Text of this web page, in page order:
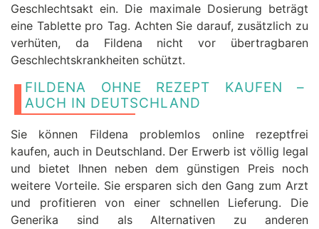
Geschlechtsakt ein. Die maximale Dosierung beträgt
eine Tablette pro Tag. Achten Sie darauf, zusätzlich zu
verhüten, da Fildena nicht vor übertragbaren
Geschlechtskrankheiten schützt.
FILDENA OHNE REZEPT KAUFEN –
AUCH IN DEUTSCHLAND
Sie können Fildena problemlos online rezeptfrei
kaufen, auch in Deutschland. Der Erwerb ist völlig legal
und bietet Ihnen neben dem günstigen Preis noch
weitere Vorteile. Sie ersparen sich den Gang zum Arzt
und profitieren von einer schnellen Lieferung. Die
Generika sind als Alternativen zu anderen